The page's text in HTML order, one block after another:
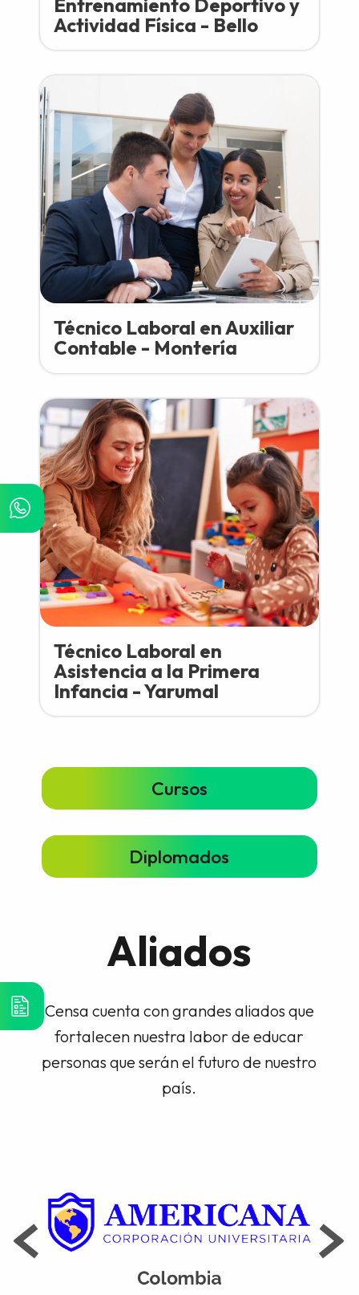
Actividad Física - Bello
Técnico Laboral en Auxiliar
Contable - Montería
Técnico Laboral en
Asistencia a la Primera
Infancia - Yarumal
Cursos
Diplomados
Aliados
Censa cuenta con grandes aliados que
fortalecen nuestra labor de educar
personas que serán el futuro de nuestro
país.